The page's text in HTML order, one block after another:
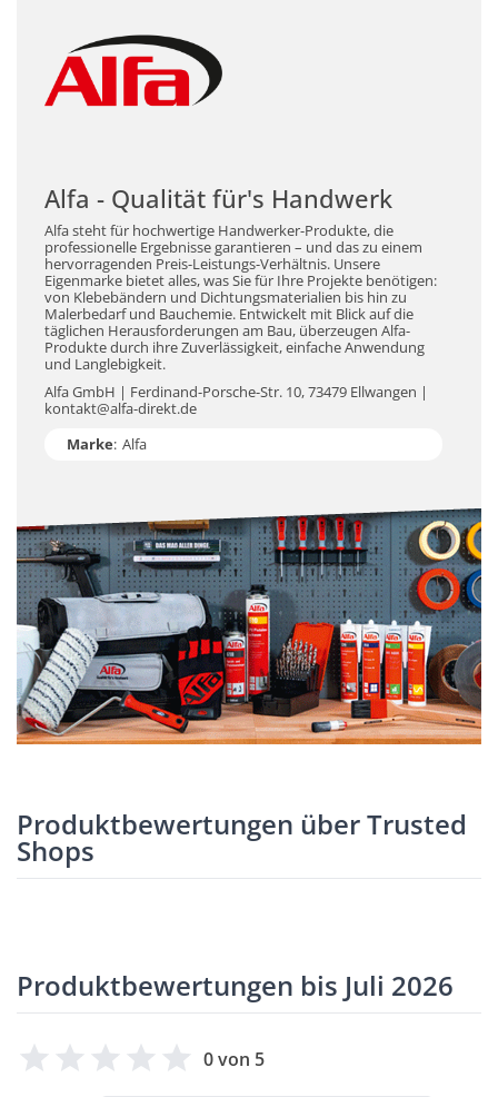
Alfa - Qualität für's Handwerk
Alfa steht für hochwertige Handwerker-Produkte, die
professionelle Ergebnisse garantieren – und das zu einem
hervorragenden Preis-Leistungs-Verhältnis. Unsere
Eigenmarke bietet alles, was Sie für Ihre Projekte benötigen:
von Klebebändern und Dichtungsmaterialien bis hin zu
Malerbedarf und Bauchemie. Entwickelt mit Blick auf die
täglichen Herausforderungen am Bau, überzeugen Alfa-
Produkte durch ihre Zuverlässigkeit, einfache Anwendung
und Langlebigkeit.
Alfa GmbH | Ferdinand-Porsche-Str. 10, 73479 Ellwangen |
kontakt@alfa-direkt.de
Marke: Alfa
Produktbewertungen über Trusted
Shops
Produktbewertungen bis Juli 2026
0 von 5